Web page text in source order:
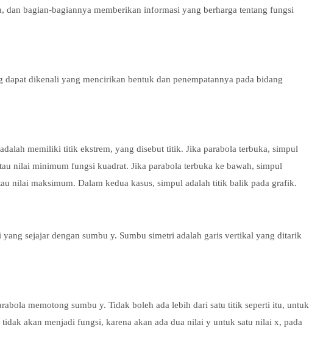
dan bagian-bagiannya memberikan informasi yang berharga tentang fungsi
dikenali yang mencirikan bentuk dan penempatannya pada bidang
memiliki titik ekstrem, yang disebut titik. Jika parabola terbuka, simpul
nilai minimum fungsi kuadrat. Jika parabola terbuka ke bawah, simpul
nilai maksimum. Dalam kedua kasus, simpul adalah titik balik pada grafik.
sejajar dengan sumbu y. Sumbu simetri adalah garis vertikal yang ditarik
memotong sumbu y. Tidak boleh ada lebih dari satu titik seperti itu, untuk
akan menjadi fungsi, karena akan ada dua nilai y untuk satu nilai x, pada